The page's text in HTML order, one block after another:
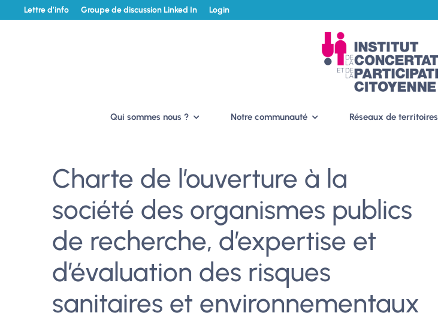
Lettre d’info Groupe de discussion Linked In Login
Qui sommes nous ? Notre communauté Réseaux de territoires
Charte de l’ouverture à la
société des organismes publics
de recherche, d’expertise et
d’évaluation des risques
sanitaires et environnementaux